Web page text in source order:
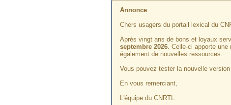
Annonce
Chers usagers du portail lexical du
Après vingt ans de bons et loyaux
septembre 2026. Celle-ci apporte
également de nouvelles ressources.
Vous pouvez tester la nouvelle
En vous remerciant,
L'équipe du CNRTL